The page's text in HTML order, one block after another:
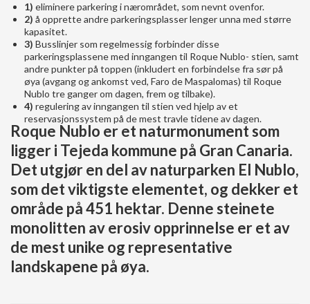
1) eliminere parkering i nærområdet, som nevnt ovenfor.
2) å opprette andre parkeringsplasser lenger unna med større
kapasitet.
3) Busslinjer som regelmessig forbinder disse
parkeringsplassene med inngangen til Roque Nublo- stien, samt
andre punkter på toppen (inkludert en forbindelse fra sør på
øya (avgang og ankomst ved, Faro de Maspalomas) til Roque
Nublo tre ganger om dagen, frem og tilbake).
4) regulering av inngangen til stien ved hjelp av et
reservasjonssystem på de mest travle tidene av dagen.
Roque Nublo er et naturmonument som
ligger i Tejeda kommune på Gran Canaria.
Det utgjør en del av naturparken El Nublo,
som det viktigste elementet, og dekker et
område på 451 hektar. Denne steinete
monolitten av erosiv opprinnelse er et av
de mest unike og representative
landskapene på øya.